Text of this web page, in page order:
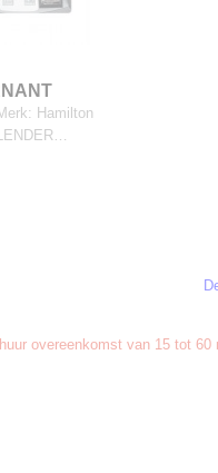
Hamilton
overeenkomst van 15 tot